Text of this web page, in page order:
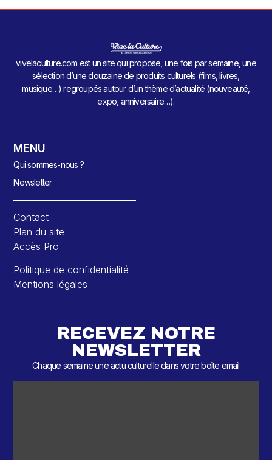
vivelaculture.com est un site qui propose, une fois par semaine, une
sélection d’une douzaine de produits culturels (films, livres,
musique…) regroupés autour d’un thème d’actualité (nouveauté,
expo, anniversaire…).
MENU
Qui sommes-nous ?
Newsletter
Contact
Plan du site
Accès Pro
Politique de confidentialité
Mentions légales
RECEVEZ NOTRE
NEWSLETTER
Chaque semaine une actu culturelle dans votre boîte email